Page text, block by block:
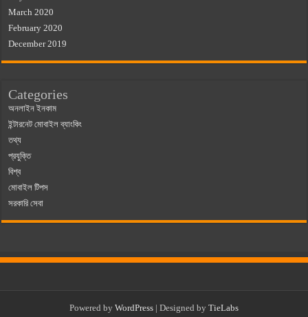
March 2020
February 2020
December 2019
Categories
অনলাইন ইনকাম
ইন্টারনেট মোবাইল ব্যাংকিং
তথ্য
প্রযুক্তি
বিশ্ব
মোবাইল টিপস
সরকারি সেবা
Powered by WordPress | Designed by TieLabs